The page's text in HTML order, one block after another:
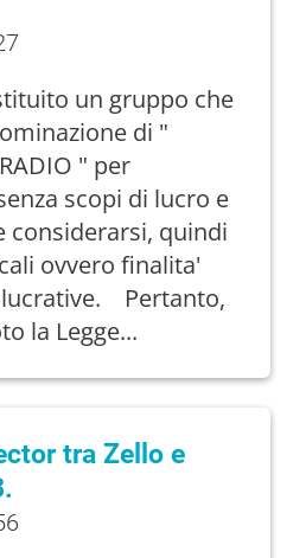
un gruppo che
di "
" per
scopi di lucro e
considerarsi, quindi
ovvero finalita'
Pertanto,
la Legge...
tra Zello e